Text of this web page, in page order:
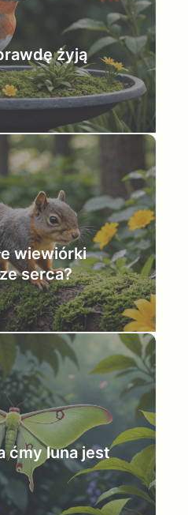
żyją
wiewiórki
serca?
ćmy luna jest